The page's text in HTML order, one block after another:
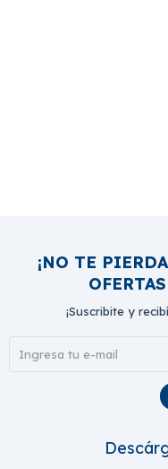
¡NO TE
¡Suscribite y